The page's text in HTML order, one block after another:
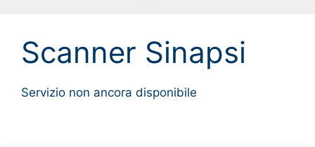
Scanner Sinapsi
Servizio non ancora disponibile